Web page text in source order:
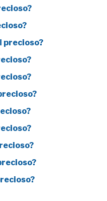
precioso?